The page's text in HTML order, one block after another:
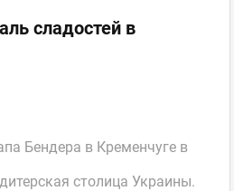
сладостей в
Бендера в Кременчуге в
столица Украины.